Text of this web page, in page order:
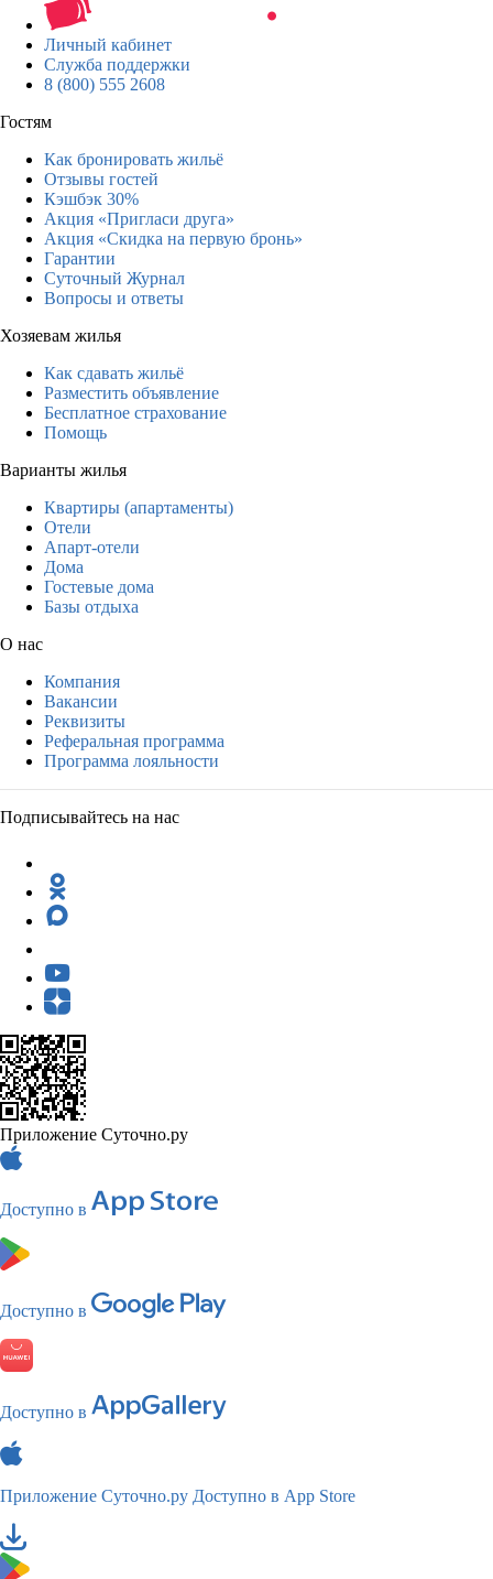
Личный кабинет
Служба поддержки
8 (800) 555 2608
Гостям
Как бронировать жильё
Отзывы гостей
Кэшбэк 30%
Акция «Пригласи друга»
Акция «Скидка на первую бронь»
Гарантии
Суточный Журнал
Вопросы и ответы
Хозяевам жилья
Как сдавать жильё
Разместить объявление
Бесплатное страхование
Помощь
Варианты жилья
Квартиры (апартаменты)
Отели
Апарт-отели
Дома
Гостевые дома
Базы отдыха
О нас
Компания
Вакансии
Реквизиты
Реферальная программа
Программа лояльности
Подписывайтесь на нас
Приложение Суточно.ру
Доступно в
Доступно в
Доступно в
Приложение Суточно.ру Доступно в App Store